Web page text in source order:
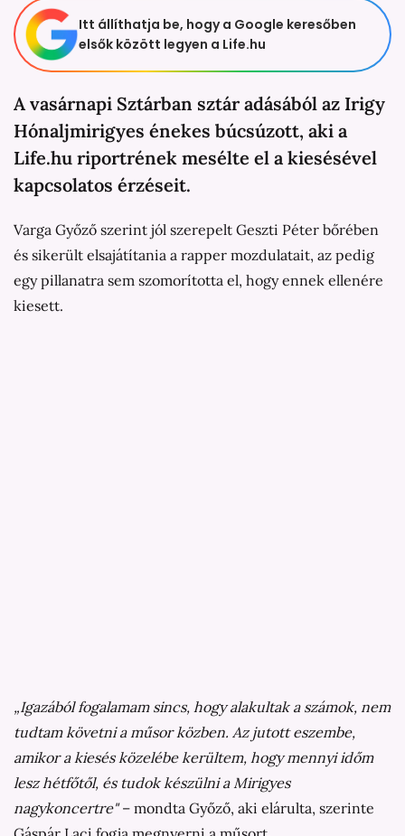
Itt állíthatja be, hogy a Google keresőben
elsők között legyen a Life.hu
A vasárnapi Sztárban sztár adásából az Irigy
Hónaljmirigyes énekes búcsúzott, aki a
Life.hu riportrének mesélte el a kiesésével
kapcsolatos érzéseit.
Varga Győző szerint jól szerepelt Geszti Péter bőrében
és sikerült elsajátítania a rapper mozdulatait, az pedig
egy pillanatra sem szomorította el, hogy ennek ellenére
kiesett.
„Igazából fogalamam sincs, hogy alakultak a számok, nem
tudtam követni a műsor közben. Az jutott eszembe,
amikor a kiesés közelébe kerültem, hogy mennyi időm
lesz hétfőtől, és tudok készülni a Mirigyes
nagykoncertre"– mondta Győző, aki elárulta, szerinte